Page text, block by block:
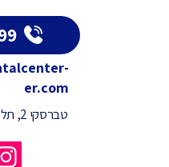
er.com
טברסקי 2, תל אביב | נורדאו 5, חיפה